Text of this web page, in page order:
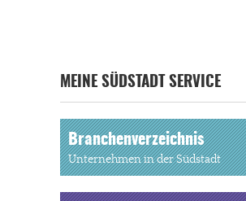
MEINE SÜDSTADT SERVICE
Branchenverzeichnis
Unternehmen in der Südstadt